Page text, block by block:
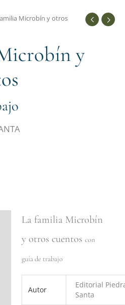
Microbín y otros
y
La familia Microbín
y otros cuentos con
guía de trabajo
Autor
Editorial
Santa